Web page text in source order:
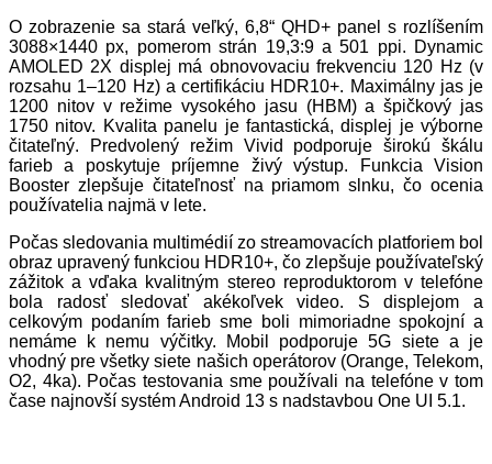
O zobrazenie sa stará veľký, 6,8“ QHD+ panel s rozlíšením
3088×1440 px, pomerom strán 19,3:9 a 501 ppi. Dynamic
AMOLED 2X displej má obnovovaciu frekvenciu 120 Hz (v
rozsahu 1–120 Hz) a certifikáciu HDR10+. Maximálny jas je
1200 nitov v režime vysokého jasu (HBM) a špičkový jas
1750 nitov. Kvalita panelu je fantastická, displej je výborne
čitateľný. Predvolený režim Vivid podporuje širokú škálu
farieb a poskytuje príjemne živý výstup. Funkcia Vision
Booster zlepšuje čitateľnosť na priamom slnku, čo ocenia
používatelia najmä v lete.
Počas sledovania multimédií zo streamovacích platforiem bol
obraz upravený funkciou HDR10+, čo zlepšuje používateľský
zážitok a vďaka kvalitným stereo reproduktorom v telefóne
bola radosť sledovať akékoľvek video. S displejom a
celkovým podaním farieb sme boli mimoriadne spokojní a
nemáme k nemu výčitky. Mobil podporuje 5G siete a je
vhodný pre všetky siete našich operátorov (Orange, Telekom,
O2, 4ka). Počas testovania sme používali na telefóne v tom
čase najnovší systém Android 13 s nadstavbou One UI 5.1.